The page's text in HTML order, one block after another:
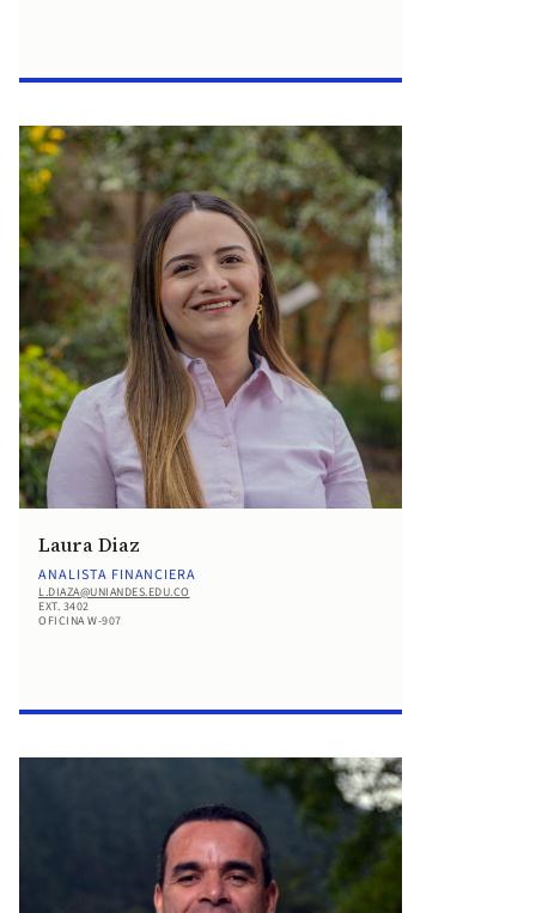
Laura Diaz
ANALISTA FINANCIERA
L.DIAZA@UNIANDES.EDU.CO
EXT. 3402
OFICINA W-907